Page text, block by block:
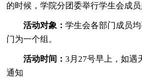
的时候，学院分团委举行学生会成员
活动对象：学生会各部门成员
门为一个组。
活动时间：3月27号早上，如遇
通知